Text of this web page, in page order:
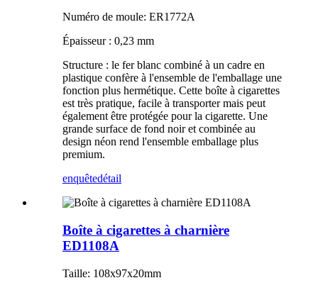
Numéro de moule: ER1772A
Épaisseur : 0,23 mm
Structure : le fer blanc combiné à un cadre en
plastique confère à l'ensemble de l'emballage une
fonction plus hermétique. Cette boîte à cigarettes
est très pratique, facile à transporter mais peut
également être protégée pour la cigarette. Une
grande surface de fond noir et combinée au
design néon rend l'ensemble emballage plus
premium.
enquêtedétail
Boîte à cigarettes à charnière
ED1108A
Taille: 108x97x20mm